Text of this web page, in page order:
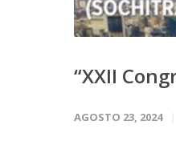
“XXII
AGOSTO 23, 2024